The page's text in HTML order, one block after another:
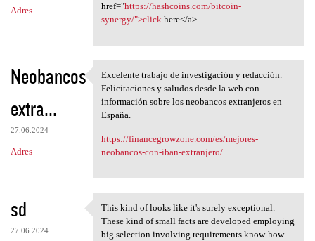
Adres
href="https://hashcoins.com/bitcoin-
synergy/">clickhere</a>
Neobancos
extra...
27.06.2024
Adres
Excelente trabajo de
Excelente trabajo de investigación y redacción.
Felicitaciones y saludos desde la web con
información sobre los neobancos extranjeros en
España.
https://financegrowzone.com/es/mejores-
neobancos-con-iban-extranjero/
sd
27.06.2024
This kind of looks like it's
This kind of looks like it's surely exceptional.
These kind of small facts are developed employing
big selection involving requirements know-how.